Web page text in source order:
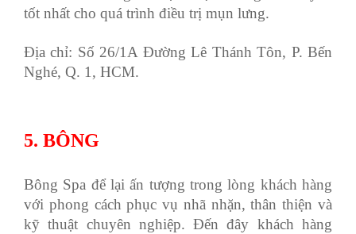
tốt nhất cho quá trình điều trị mụn lưng.
Địa chỉ: Số 26/1A Đường Lê Thánh Tôn, P. Bến
Nghé, Q. 1, HCM.
5. BÔNG
Bông Spa để lại ấn tượng trong lòng khách hàng
với phong cách phục vụ nhã nhặn, thân thiện và
kỹ thuật chuyên nghiệp. Đến đây khách hàng